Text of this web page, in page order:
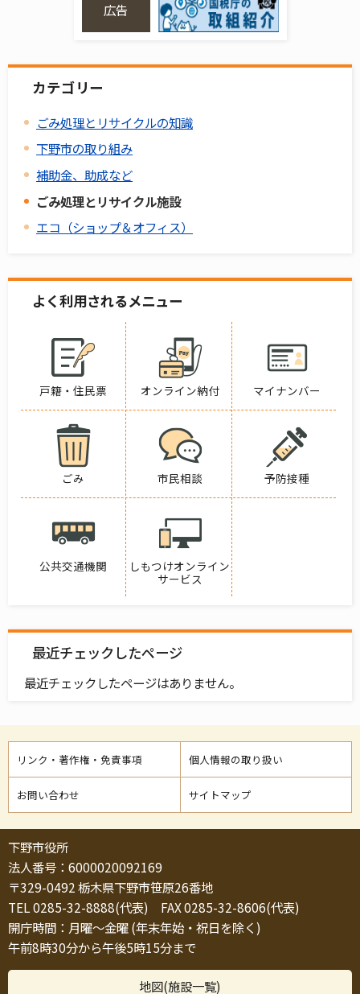
広告
カテゴリー
ごみ処理とリサイクルの知識
下野市の取り組み
補助金、助成など
ごみ処理とリサイクル施設
エコ（ショップ＆オフィス）
よく利用されるメニュー
戸籍・住民票 オンライン納付 マイナンバー
ごみ 市民相談 予防接種
公共交通機関
しもつけオンライン
サービス
最近チェックしたページ
最近チェックしたページはありません。
リンク・著作権・免責事項 個人情報の取り扱い
お問い合わせ サイトマップ
下野市役所
法人番号：6000020092169
〒329-0492 栃木県下野市笹原26番地
TEL 0285-32-8888(代表) FAX 0285-32-8606(代表)
開庁時間：月曜～金曜 (年末年始・祝日を除く)
午前8時30分から午後5時15分まで
地図(施設一覧)